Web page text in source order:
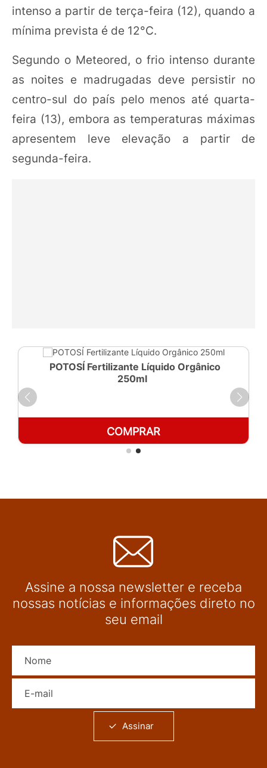
intenso a partir de terça-feira (12), quando a
mínima prevista é de 12°C.
Segundo o Meteored, o frio intenso durante
as noites e madrugadas deve persistir no
centro-sul do país pelo menos até quarta-
feira (13), embora as temperaturas máximas
apresentem leve elevação a partir de
segunda-feira.
POTOSÍ Fertilizante Líquido Orgânico
250ml
COMPRAR
Assine a nossa newsletter e receba
nossas notícias e informações direto no
seu email
Assinar